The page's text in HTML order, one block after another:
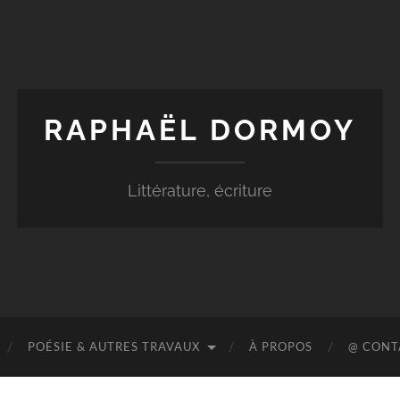
RAPHAËL DORMOY
Littérature, écriture
POÉSIE & AUTRES TRAVAUX À PROPOS @